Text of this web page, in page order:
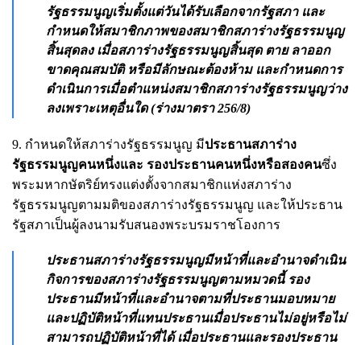
รัฐธรรมนูญเริ่มตั้งแต่วันได้รับเลือกจากรัฐสภา และ
กำหนดให้สมาชิกภาพของสมาชิกสภาร่างรัฐธรรมนูญ
สิ้นสุดลง เมื่อสภาร่างรัฐธรรมนูญสิ้นสุด ตาย ลาออก
ขาดคุณสมบัติ หรือมีลักษณะต้องห้าม และกำหนดการ
ดำเนินการเมื่อตำแหน่งสมาชิกสภาร่างรัฐธรรมนูญว่าง
ลงเพราะเหตุอื่นใด (ร่างมาตรา 256/8)
9. กำหนดให้สภาร่างรัฐธรรมนูญ มีประธานสภาร่าง
รัฐธรรมนูญคนหนึ่งและ รองประธานคนหนึ่งหรือสองคนซึ่ง
พระมหากษัตริย์ทรงแต่งตั้งจากสมาชิกแห่งสภาร่าง
รัฐธรรมนูญตามมติของสภาร่างรัฐธรรมนูญ และให้ประธาน
รัฐสภาเป็นผู้ลงนามรับสนองพระบรมราชโองการ
ประธานสภาร่างรัฐธรรมนูญมีหน้าที่และอำนาจดำเนิน
กิจการของสภาร่างรัฐธรรมนูญตามหมวดนี้ รอง
ประธานมีหน้าที่และอำนาจตามที่ประธานมอบหมาย
และปฏิบัติหน้าที่แทนประธานเมื่อประธานไม่อยู่หรือไม่
สามารถปฏิบัติหน้าที่ได้ เมื่อประธานและรองประธาน